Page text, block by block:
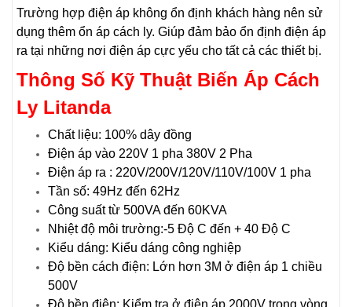
Trường hợp điện áp không ổn định khách hàng nên sử
dụng thêm ổn áp cách ly. Giúp đảm bảo ổn định điện áp
ra tại những nơi điện áp cực yếu cho tất cả các thiết bị.
Thông Số Kỹ Thuật Biến Áp Cách
Ly Litanda
Chất liệu: 100% dây đồng
Điện áp vào 220V 1 pha 380V 2 Pha
Điện áp ra : 220V/200V/120V/110V/100V 1 pha
Tần số: 49Hz đến 62Hz
Công suất từ 500VA đến 60KVA
Nhiệt độ môi trường:-5 Độ C đến + 40 Độ C
Kiểu dáng: Kiểu dáng công nghiệp
Độ bền cách điện: Lớn hơn 3M ở điện áp 1 chiều
500V
Độ bền điện: Kiểm tra ở điện áp 2000V trong vòng